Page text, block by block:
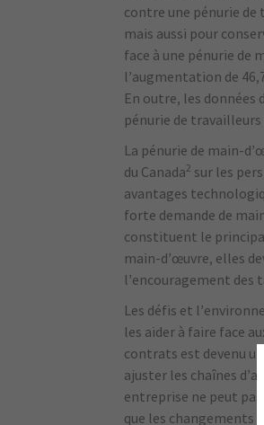
contre une pénurie
mais aussi pour
face à une pénurie de
l’augmentation de
En outre, les données
pénurie de
La pénurie de main-
du Canada2 sur les
avantages
forte demande de
constituent le
main-d’œuvre, elles
l’encouragement
Les défis et
les aider à faire face
contrats est devenu
ajuster les chaînes
entreprise ne peut
que les changements